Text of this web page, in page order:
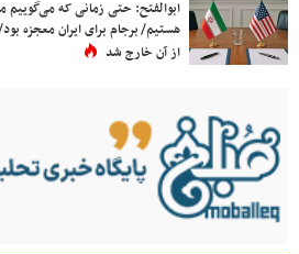
ابوالفتح: حتی زمانی که می‌گوییم
هستیم/ برجام برای ایران معجزه
از آن خارج شد